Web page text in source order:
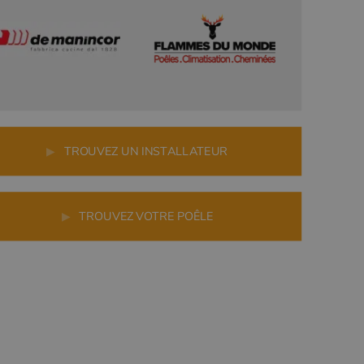
▶ TROUVEZ UN INSTALLATEUR
▶ TROUVEZ VOTRE POÊLE